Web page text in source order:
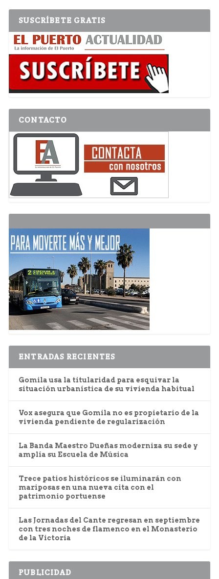
SUSCRÍBETE GRATIS
CONTACTO
ENTRADAS RECIENTES
Gomila usa la titularidad para esquivar la
situación urbanística de su vivienda habitual
Vox asegura que Gomila no es propietario de la
vivienda pendiente de regularización
La Banda Maestro Dueñas moderniza su sede y
amplía su Escuela de Música
Trece patios históricos se iluminarán con
mariposas en una nueva cita con el
patrimonio portuense
Las Jornadas del Cante regresan en septiembre
con tres noches de flamenco en el Monasterio
de la Victoria
PUBLICIDAD